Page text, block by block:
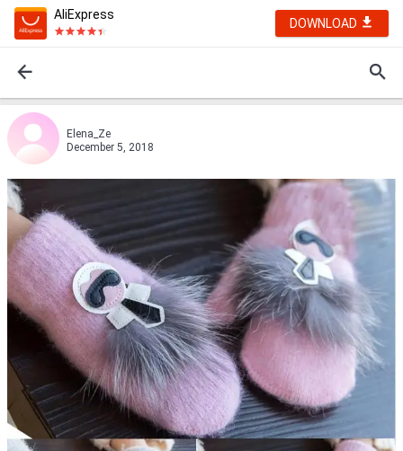
AliExpress
DOWNLOAD
Elena_Ze
December 5, 2018